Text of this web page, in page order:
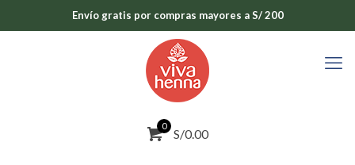
Envío gratis por compras mayores a S/ 200
0
S/0.00